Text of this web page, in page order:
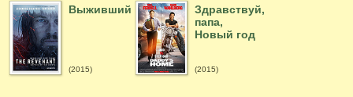
Выживший
(2015)
Здравствуй,
папа,
Новый год
(2015)